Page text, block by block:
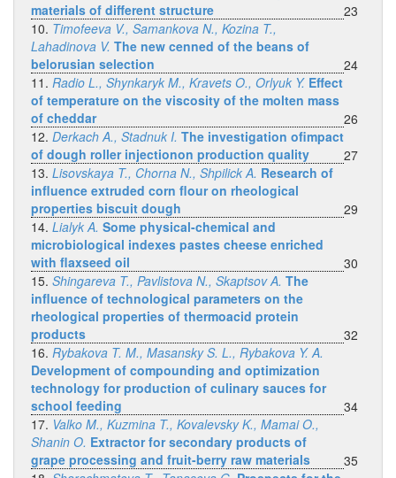
materials of different structure
23
10. Timofeeva V., Samankova N., Kozina T.,
Lahadinova V. The new cenned of the beans of
belorusian selection
24
11. Radio L., Shynkaryk M., Kravets O., Orlyuk Y. Effect
of temperature on the viscosity of the molten mass
of cheddar
26
12. Derkach A., Stadnuk I. The investigation ofimpact
of dough roller injectionon production quality
27
13. Lisovskaya T., Chorna N., Shpilick A. Research of
influence extruded corn flour on rheological
properties biscuit dough
29
14. Lialyk A. Some physical-chemical and
microbiological indexes pastes cheese enriched
with flaxseed oil
30
15. Shingareva T., Pavlistova N., Skaptsov A. The
influence of technological parameters on the
rheological properties of thermoacid protein
products
32
16. Rybakova T. M., Masansky S. L., Rybakova Y. A.
Development of compounding and optimization
technology for production of culinary sauces for
school feeding
34
17. Valko M., Kuzmina T., Kovalevsky K., Mamai O.,
Shanin O. Extractor for secondary products of
grape processing and fruit-berry raw materials
35